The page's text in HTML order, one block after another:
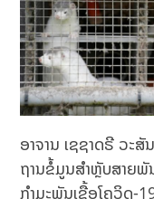
ອາຈານ ເຊຊາດຣີ ວະ
ຖານຂໍ້ມູນສຳຫຼັບສາຍພັ
ກຳມະພັນເຊື້ອໂຄວິດ-